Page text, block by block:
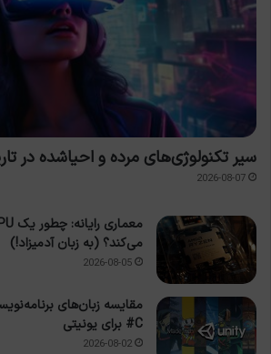
سیر تکنولوژی‌های مرده و احیاشده در
2026-08-07
می‌کند؟ (به زبان آدمیزاد!)
2026-08-05
C# برای یونیتی
2026-08-02